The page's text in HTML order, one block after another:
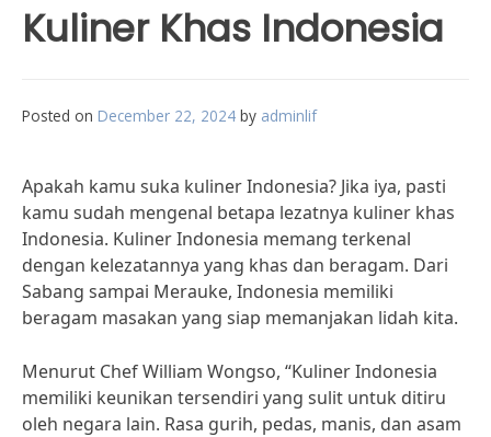
Kuliner Khas Indonesia
Posted on December 22, 2024 by adminlif
Apakah kamu suka kuliner Indonesia? Jika iya, pasti
kamu sudah mengenal betapa lezatnya kuliner khas
Indonesia. Kuliner Indonesia memang terkenal
dengan kelezatannya yang khas dan beragam. Dari
Sabang sampai Merauke, Indonesia memiliki
beragam masakan yang siap memanjakan lidah kita.
Menurut Chef William Wongso, “Kuliner Indonesia
memiliki keunikan tersendiri yang sulit untuk ditiru
oleh negara lain. Rasa gurih, pedas, manis, dan asam